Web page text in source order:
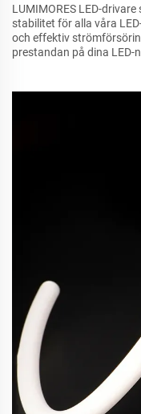
LUMIMORES LED-
stabilitet för alla våra
och effektiv
prestandan på dina LED-